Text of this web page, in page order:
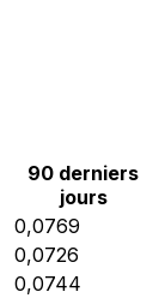
90 derniers
jours
0,0769
0,0726
0,0744